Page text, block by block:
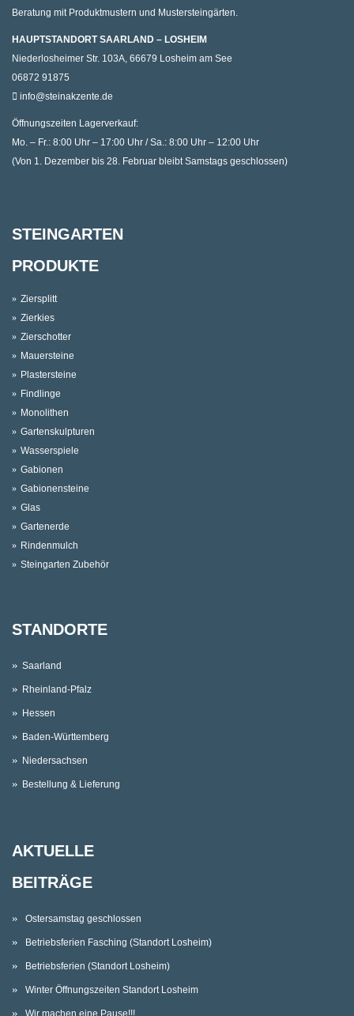
Beratung mit Produktmustern und Mustersteingärten.
HAUPTSTANDORT SAARLAND – LOSHEIM
Niederlosheimer Str. 103A, 66679 Losheim am See
06872 91875
info@steinakzente.de
Öffnungszeiten Lagerverkauf:
Mo. – Fr.: 8:00 Uhr – 17:00 Uhr / Sa.: 8:00 Uhr – 12:00 Uhr
(Von 1. Dezember bis 28. Februar bleibt Samstags geschlossen)
STEINGARTEN
PRODUKTE
Ziersplitt
Zierkies
Zierschotter
Mauersteine
Plastersteine
Findlinge
Monolithen
Gartenskulpturen
Wasserspiele
Gabionen
Gabionensteine
Glas
Gartenerde
Rindenmulch
Steingarten Zubehör
STANDORTE
Saarland
Rheinland-Pfalz
Hessen
Baden-Württemberg
Niedersachsen
Bestellung & Lieferung
AKTUELLE
BEITRÄGE
Ostersamstag geschlossen
Betriebsferien Fasching (Standort Losheim)
Betriebsferien (Standort Losheim)
Winter Öffnungszeiten Standort Losheim
Wir machen eine Pause!!!